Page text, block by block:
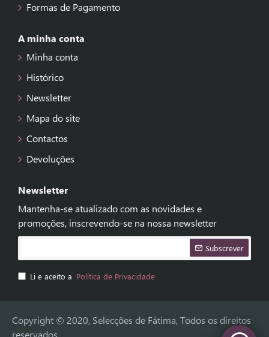
Formas de Pagamento
A minha conta
Minha conta
Histórico
Newsletter
Mapa do site
Contactos
Devoluções
Newsletter
Mantenha-se atualizado com as novidades e
promoções, inscrevendo-se na nossa newsletter
Subscrever
Li e aceito a Política de Privacidade
Copyright © 2020, Selecções de Fátima, Todos os direitos
reservados